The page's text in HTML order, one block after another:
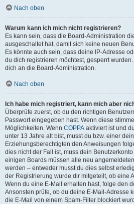
Nach oben
Warum kann ich mich nicht registrieren?
Es kann sein, dass die Board-Administration
ausgeschaltet hat, damit sich keine neuen
Es könnte auch sein, dass deine IP-Adresse
du dich registrieren möchtest, gesperrt
dich an die Board-Administration.
Nach oben
Ich habe mich registriert, kann mich aber
Überprüfe zuerst, ob du den richtigen
Passwort eingegeben hast. Wenn diese
Möglichkeiten. Wenn COPPA aktiviert ist und
unter 13 Jahre alt bist, musst du bzw. einer
Erziehungsberechtigten den Anweisungen
dies nicht der Fall ist, muss dein
einigen Boards müssen alle neu
werden – entweder musst du dies selbst
der Registrierung wurde dir mitgeteilt, ob eine
Wenn du eine E-Mail erhalten hast, folge den
Ansonsten prüfe, ob du deine E-Mail-Adresse
die E-Mail von einem Spam-Filter blockiert